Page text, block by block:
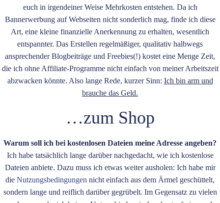
euch in irgendeiner Weise Mehrkosten entstehen. Da ich
Bannerwerbung auf Webseiten nicht sonderlich mag, finde ich diese
Art, eine kleine finanzielle Anerkennung zu erhalten, wesentlich
entspannter. Das Erstellen regelmäßiger, qualitativ halbwegs
ansprechender Blogbeiträge und Freebies(!) kostet eine Menge Zeit,
die ich ohne Affiliate-Programme nicht einfach von meiner Arbeitszeit
abzwacken könnte. Also lange Rede, kurzer Sinn: Ich bin arm und
brauche das Geld.
…zum Shop
Warum soll ich bei kostenlosen Dateien meine Adresse angeben?
Ich habe tatsächlich lange darüber nachgedacht, wie ich kostenlose
Dateien anbiete. Dazu muss ich etwas weiter ausholen: Ich habe mir
die Nutzungsbedingungen nicht einfach aus dem Ärmel geschüttelt,
sondern lange und reiflich darüber gegrübelt. Im Gegensatz zu vielen